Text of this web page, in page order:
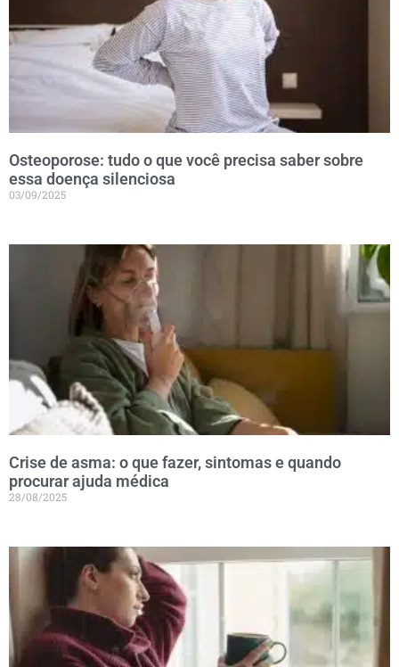
Osteoporose: tudo o que você precisa saber sobre
essa doença silenciosa
03/09/2025
Crise de asma: o que fazer, sintomas e quando
procurar ajuda médica
28/08/2025